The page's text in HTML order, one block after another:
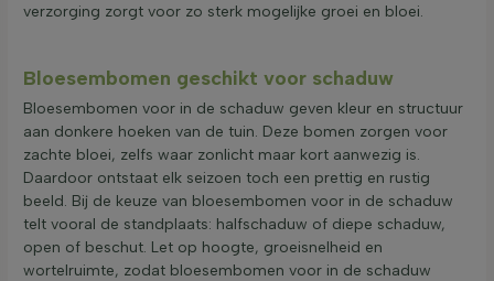
verzorging zorgt voor zo sterk mogelijke groei en bloei.
Bloesembomen geschikt voor schaduw
Bloesembomen voor in de schaduw geven kleur en structuur
aan donkere hoeken van de tuin. Deze bomen zorgen voor
zachte bloei, zelfs waar zonlicht maar kort aanwezig is.
Daardoor ontstaat elk seizoen toch een prettig en rustig
beeld. Bij de keuze van bloesembomen voor in de schaduw
telt vooral de standplaats: halfschaduw of diepe schaduw,
open of beschut. Let op hoogte, groeisnelheid en
wortelruimte, zodat bloesembomen voor in de schaduw